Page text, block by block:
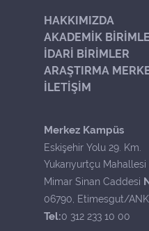
HAKKIMIZDA
AKADEMİK
İDARİ BİRİMLER
ARAŞTIRMA
İLETİŞİM
Merkez Kampüs
Eskişehir Yolu 29. Km.
Yukarıyurtçu Mahallesi
Mimar Sinan Caddesi
06790, Etimesgut/
Tel:0 312 233 10 00